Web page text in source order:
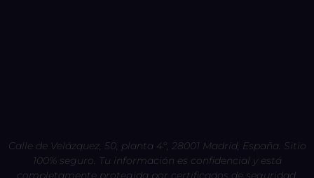
Calle de Velázquez, 50, planta 4º, 28001 Madrid, España. Sitio
100% seguro. Tu información es confidencial y está
completamente protegida por certificados de seguridad.